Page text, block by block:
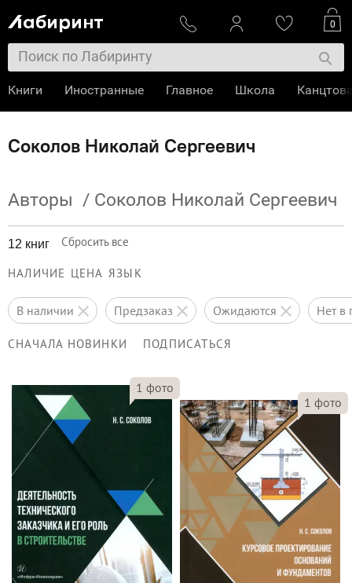
Соколов Николай Сергеевич
Авторы / Соколов Николай Сергеевич
12 книг Сбросить все
НАЛИЧИЕ ЦЕНА ЯЗЫК
в наличии предзаказ ожидаются нет
СНАЧАЛА НОВИНКИ ПОДПИСАТЬСЯ
1 фото
1 фото
0
Книги Иностранные Главное Школа